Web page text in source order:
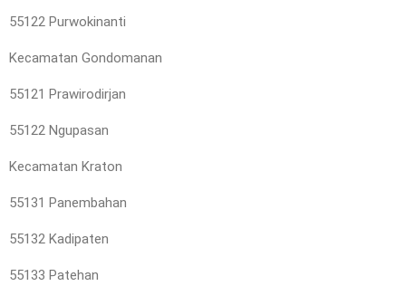
55122 Purwokinanti
Kecamatan Gondomanan
55121 Prawirodirjan
55122 Ngupasan
Kecamatan Kraton
55131 Panembahan
55132 Kadipaten
55133 Patehan